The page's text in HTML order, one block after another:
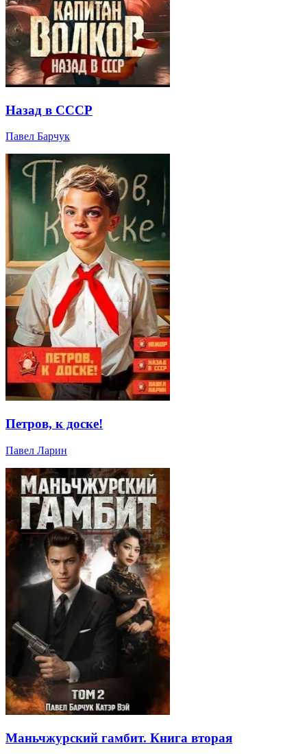
Назад в СССР
Павел Барчук
Петров, к доске!
Павел Ларин
Маньчжурский гамбит. Книга вторая